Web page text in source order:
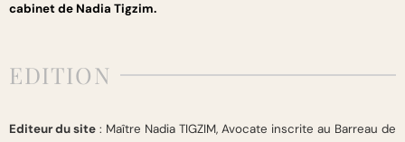
cabinet de Nadia Tigzim.
EDITION
Editeur du site : Maître Nadia TIGZIM, Avocate inscrite au Barreau de